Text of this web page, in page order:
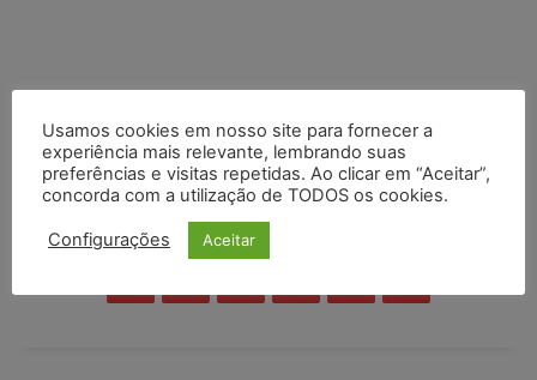
COMPARTILHE
Usamos cookies em nosso site para fornecer a
experiência mais relevante, lembrando suas
preferências e visitas repetidas. Ao clicar em “Aceitar”,
concorda com a utilização de TODOS os cookies.
Configurações Aceitar